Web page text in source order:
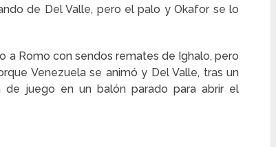
de Del Valle, pero el palo y Okafor se lo
a Romo con sendos remates de Ighalo, pero
Venezuela se animó y Del Valle, tras un
juego en un balón parado para abrir el